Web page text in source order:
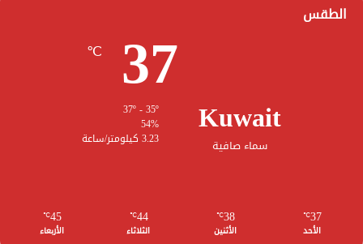
الطقس
Kuwait
سماء صافية
37
℃
54%
3.23 كيلومتر/ساعة
37
℃
الأحد
38
℃
الأثنين
44
℃
الثلاثاء
45
℃
الأربعاء